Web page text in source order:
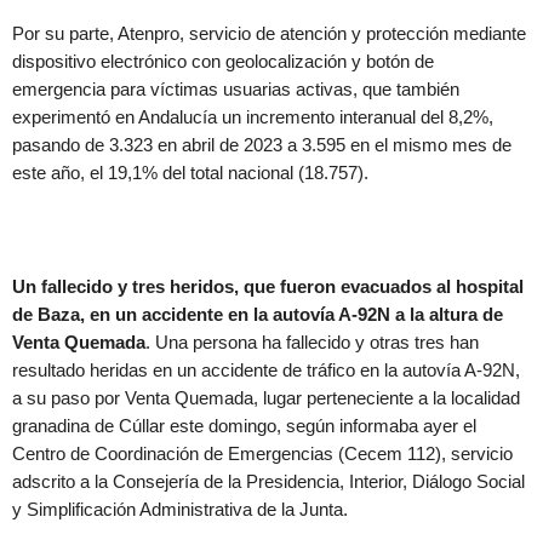
Por su parte, Atenpro, servicio de atención y protección mediante
dispositivo electrónico con geolocalización y botón de
emergencia para víctimas usuarias activas, que también
experimentó en Andalucía un incremento interanual del 8,2%,
pasando de 3.323 en abril de 2023 a 3.595 en el mismo mes de
este año, el 19,1% del total nacional (18.757).
Un fallecido y tres heridos, que fueron evacuados al hospital
de Baza, en un accidente en la autovía A-92N a la altura de
Venta Quemada. Una persona ha fallecido y otras tres han
resultado heridas en un accidente de tráfico en la autovía A-92N,
a su paso por Venta Quemada, lugar perteneciente a la localidad
granadina de Cúllar este domingo, según informaba ayer el
Centro de Coordinación de Emergencias (Cecem 112), servicio
adscrito a la Consejería de la Presidencia, Interior, Diálogo Social
y Simplificación Administrativa de la Junta.